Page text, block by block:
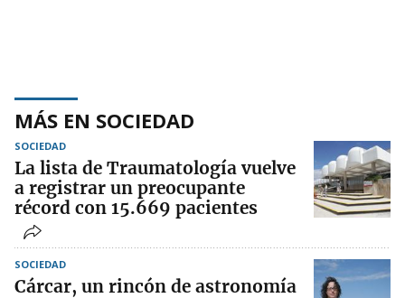
MÁS EN SOCIEDAD
SOCIEDAD
La lista de Traumatología vuelve
a registrar un preocupante
récord con 15.669 pacientes
SOCIEDAD
Cárcar, un rincón de astronomía